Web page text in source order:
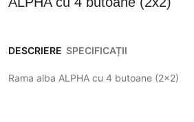
DESCRIERE SPECIFICAȚII
Rama alba ALPHA cu 4 butoane (2x2)